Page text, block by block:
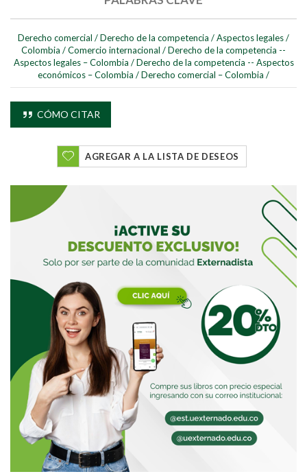
Derecho comercial /Derecho de la competencia /Aspectos legales/
Colombia /Comercio internacional /Derecho de la competencia --
Aspectos legales – Colombia / Derecho de la competencia -- Aspectos
económicos – Colombia /Derecho comercial – Colombia /
CÓMO CITAR
AGREGAR A LA LISTA DE DESEOS